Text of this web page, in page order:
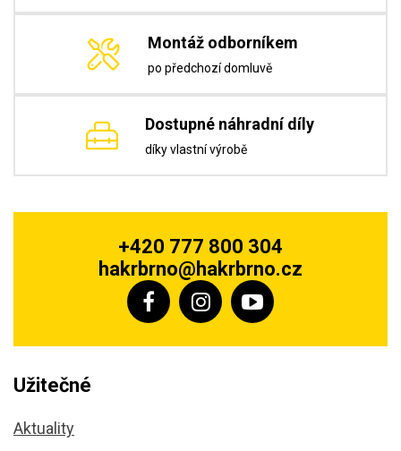
Montáž odborníkem
po předchozí domluvě
Dostupné náhradní díly
díky vlastní výrobě
+420 777 800 304
hakrbrno@hakrbrno.cz
Užitečné
Aktuality